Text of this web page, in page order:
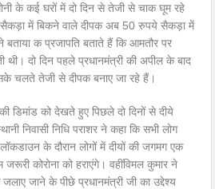
के कई घरों में दो दिन से तेजी से चाक घूम रहे
में बिकने वाले दीपक अब 50 रुपये सैकड़ा में
बताया क प्रजापति बताते हैं कि आमतौर पर
थी। दो दिन पहले प्रधानमंत्री की अपील के बाद
चलते तेजी से दीपक बनाए जा रहे हैं।
की डिमांड को देखते हुए पिछले दो दिनों से दीये
निवासी निधि पराशर ने कहा कि सभी लोग
के दौरान लोगों में दीयों की जगमग एक
कोरोना को हराएंगे। वहींविमल कुमार ने
जाने के पीछे प्रधानमंत्री जी का उद्देश्य